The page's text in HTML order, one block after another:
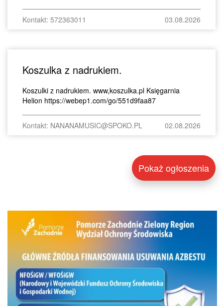
Kontakt: 572363011 03.08.2026
Koszulka z nadrukiem.
Koszulki z nadrukiem. www,koszulka.pl Księgarnia
Helion https://webep1.com/go/551d9faa87
Kontakt: NANANAMUSIC@SPOKO.PL 02.08.2026
Pokaż ogłoszenia